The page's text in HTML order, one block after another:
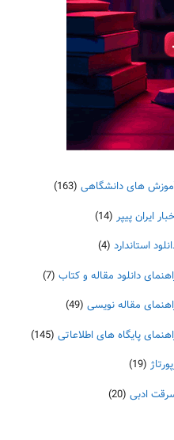
های دانشگاهی (163)
ایران پیپر (14)
استاندارد (4)
دانلود مقاله و کتاب (7)
مقاله نویسی (49)
پایگاه های اطلاعاتی (145)
(19)
ادبی (20)